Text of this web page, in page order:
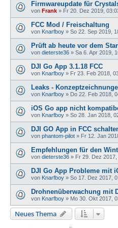
Firmwareupdate für
von Frank » Fr 20. Dez 2019,
FCC Mod / Freischaltung
von Knarfboy » So 22. Sep 2019,
Prüft ab heute vor dem
von dieterste36 » Sa 6. Apr 2019,
DJI Go App 3.1.18 FCC
von Knarfboy » Fr 23. Feb 2018,
Leaks -
von Knarfboy » Do 22. Feb 2018,
iOS Go app nicht
von Knarfboy » So 28. Jan 2018,
DJI GO App in FCC
von phantom-pilot » Fr 12. Jan
Empfehlungen für den
von dieterste36 » Fr 29. Dez
DJI Go App Probleme mit
von Knarfboy » So 17. Dez 2017,
Drohnenüberwachung mit
von Knarfboy » Mo 30. Okt 2017,
Neues Thema